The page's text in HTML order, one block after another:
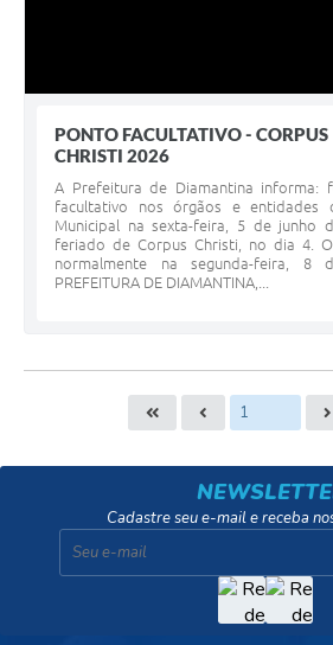
PONTO FACULTATIVO - CORPUS
CHRISTI 2026
A Prefeitura de Diamantina informa:
facultativo nos órgãos e entidades
Municipal na sexta-feira, 5 de junho
feriado de Corpus Christi, no dia 4.
normalmente na segunda-feira, 8
PREFEITURA DE DIAMANTINA,...
Cadastre seu e-mail e receba